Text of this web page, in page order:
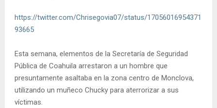
https://twitter.com/Chrisegovia07/status/17056016954371
93665
Esta semana, elementos de la Secretaría de Seguridad
Pública de Coahuila arrestaron a un hombre que
presuntamente asaltaba en la zona centro de Monclova,
utilizando un muñeco Chucky para aterrorizar a sus
víctimas.